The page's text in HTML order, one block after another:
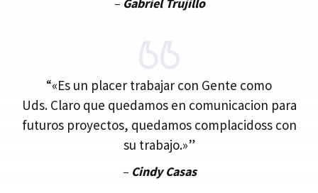
Es un placer trabajar con Gente como
Uds. Claro que quedamos en comunicacion para
futuros proyectos, quedamos complacidoss con
su trabajo.
– Cindy Casas